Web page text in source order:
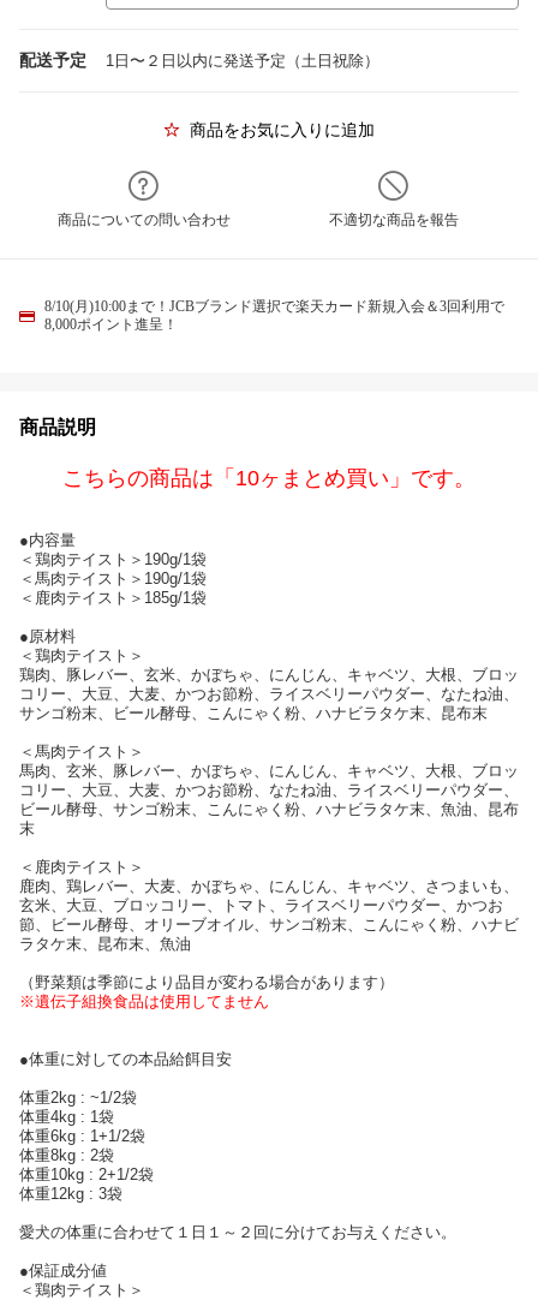
配送予定 1日〜２日以内に発送予定（土日祝除）
商品をお気に入りに追加
商品についての問い合わせ 不適切な商品を報告
8/10(月)10:00まで！JCBブランド選択で楽天カード新規入会＆3回利用で
8,000ポイント進呈！
商品説明
こちらの商品は「10ヶまとめ買い」です。
●内容量
＜鶏肉テイスト＞190g/1袋
＜馬肉テイスト＞190g/1袋
＜鹿肉テイスト＞185g/1袋
●原材料
＜鶏肉テイスト＞
鶏肉、豚レバー、玄米、かぼちゃ、にんじん、キャベツ、大根、ブロッ
コリー、大豆、大麦、かつお節粉、ライスベリーパウダー、なたね油、
サンゴ粉末、ビール酵母、こんにゃく粉、ハナビラタケ末、昆布末
＜馬肉テイスト＞
馬肉、玄米、豚レバー、かぼちゃ、にんじん、キャベツ、大根、ブロッ
コリー、大豆、大麦、かつお節粉、なたね油、ライスベリーパウダー、
ビール酵母、サンゴ粉末、こんにゃく粉、ハナビラタケ末、魚油、昆布
末
＜鹿肉テイスト＞
鹿肉、鶏レバー、大麦、かぼちゃ、にんじん、キャベツ、さつまいも、
玄米、大豆、ブロッコリー、トマト、ライスベリーパウダー、かつお
節、ビール酵母、オリーブオイル、サンゴ粉末、こんにゃく粉、ハナビ
ラタケ末、昆布末、魚油
（野菜類は季節により品目が変わる場合があります）
※遺伝子組換食品は使用してません
●体重に対しての本品給餌目安
体重2kg : ~1/2袋
体重4kg : 1袋
体重6kg : 1+1/2袋
体重8kg : 2袋
体重10kg : 2+1/2袋
体重12kg : 3袋
愛犬の体重に合わせて１日１～２回に分けてお与えください。
●保証成分値
＜鶏肉テイスト＞